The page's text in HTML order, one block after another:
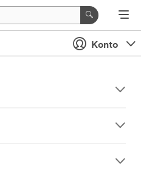
Konto